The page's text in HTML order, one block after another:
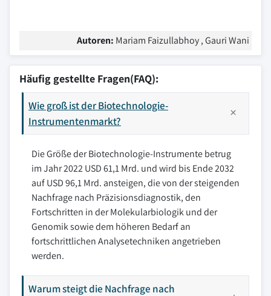
Autoren: Mariam Faizullabhoy , Gauri Wani
Häufig gestellte Fragen(FAQ):
Wie groß ist der Biotechnologie-
Instrumentenmarkt?
Die Größe der Biotechnologie-Instrumente betrug
im Jahr 2022 USD 61,1 Mrd. und wird bis Ende 2032
auf USD 96,1 Mrd. ansteigen, die von der steigenden
Nachfrage nach Präzisionsdiagnostik, den
Fortschritten in der Molekularbiologik und der
Genomik sowie dem höheren Bedarf an
fortschrittlichen Analysetechniken angetrieben
werden.
Warum steigt die Nachfrage nach